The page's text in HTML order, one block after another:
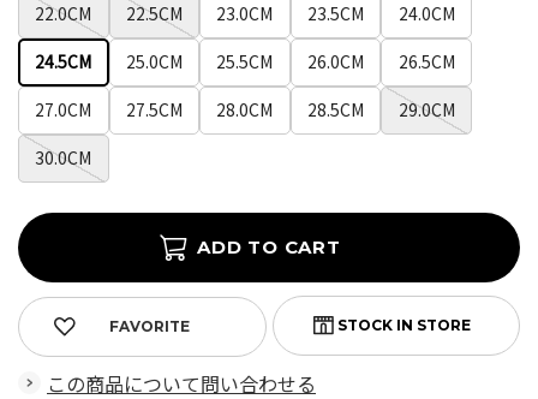
22.0CM 22.5CM 23.0CM 23.5CM
24.0CM
24.5CM
25.0CM 25.5CM 26.0CM
26.5CM
27.0CM
27.5CM 28.0CM 28.5CM
29.0CM
30.0CM
FAVORITE
この商品について問い合わせる